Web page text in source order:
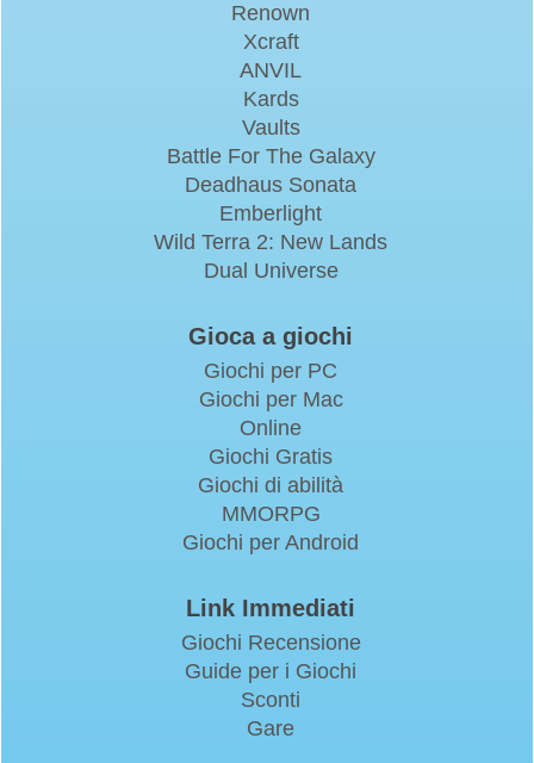
Renown
Xcraft
ANVIL
Kards
Vaults
Battle For The Galaxy
Deadhaus Sonata
Emberlight
Wild Terra 2: New Lands
Dual Universe
Gioca a giochi
Giochi per PC
Giochi per Mac
Online
Giochi Gratis
Giochi di abilità
MMORPG
Giochi per Android
Link Immediati
Giochi Recensione
Guide per i Giochi
Sconti
Gare